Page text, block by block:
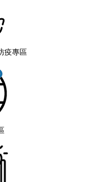
疫專區